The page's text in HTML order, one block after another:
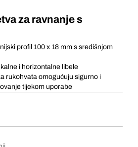
za ravnanje s
profil 100 x 18 mm s središnjom
i horizontalne libele
rukohvata omogućuju sigurno i
tijekom uporabe